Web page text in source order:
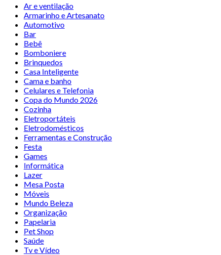
Ar e ventilação
Armarinho e Artesanato
Automotivo
Bar
Bebê
Bomboniere
Brinquedos
Casa Inteligente
Cama e banho
Celulares e Telefonia
Copa do Mundo 2026
Cozinha
Eletroportáteis
Eletrodomésticos
Ferramentas e Construção
Festa
Games
Informática
Lazer
Mesa Posta
Móveis
Mundo Beleza
Organização
Papelaria
Pet Shop
Saúde
Tv e Vídeo